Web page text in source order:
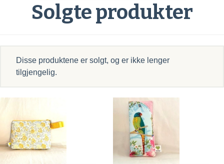
Solgte produkter
Disse produktene er solgt, og er ikke lenger
tilgjengelig.